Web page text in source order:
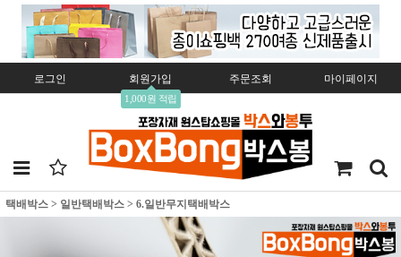
로그인 회원가입
1,000원 적립
주문조회 마이페이지
택배박스 > 일반택배박스 > 6.일반무지택배박스